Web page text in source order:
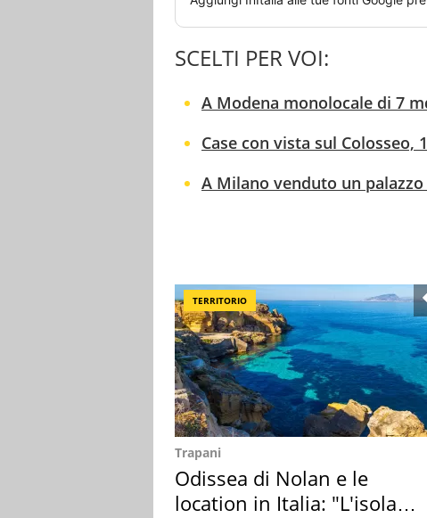
SCELTI PER VOI:
A Modena monolocale di 7
Case con vista sul
A Milano venduto un
TERRITORIO
Trapani
Odissea di Nolan e le
location in Italia: "L'isola